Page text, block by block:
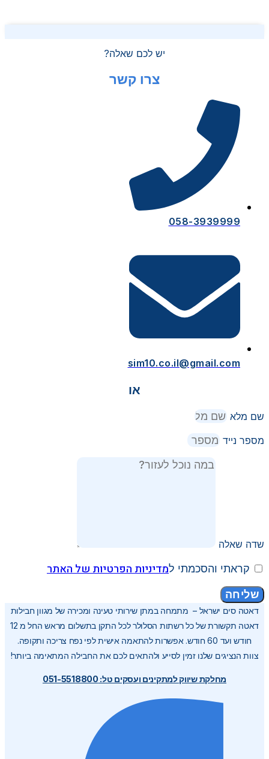
יש לכם שאלה?
צרו קשר
058-3939999
sim10.co.il@gmail.com
או
שם מלא
מספר נייד
שדה שאלה
קראתי והסכמתי למדיניות הפרטיות של האתר
שליחה
דאטה סים ישראל – מתמחה במתן שירותי טעינה ומכירה של מגוון חבילות
דאטה תקשורת של כל רשתות הסלולר לכל התקן בתשלום מראש החל מ 12
חודש ועד 60 חודש. אפשרות להתאמה אישית לפי נפח צריכה ותקופה.
צוות הנציגים שלנו זמין לסייע ולהתאים לכם את החבילה המתאימה ביותר!
מחלקת שיווק למתקינים ועסקים טל: 051-5518800